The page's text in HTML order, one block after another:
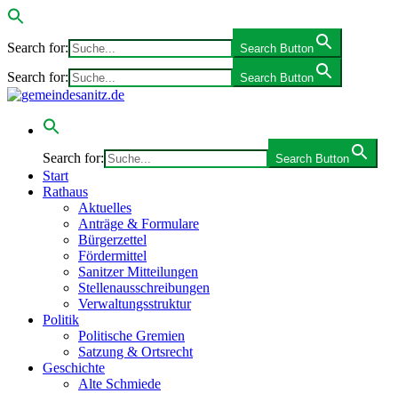
Search for: Search Button
Search for: Search Button
Search for: Search Button
Start
Rathaus
Aktuelles
Anträge & Formulare
Bürgerzettel
Fördermittel
Sanitzer Mitteilungen
Stellenausschreibungen
Verwaltungsstruktur
Politik
Politische Gremien
Satzung & Ortsrecht
Geschichte
Alte Schmiede